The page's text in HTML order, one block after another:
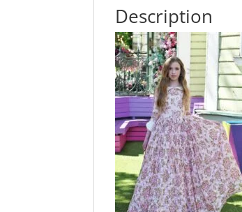
Description